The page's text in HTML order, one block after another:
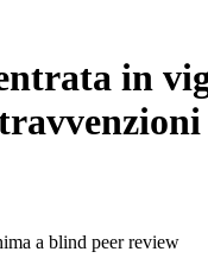
in
a blind peer review